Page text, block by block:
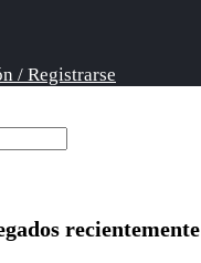
/ Registrarse
recientemente